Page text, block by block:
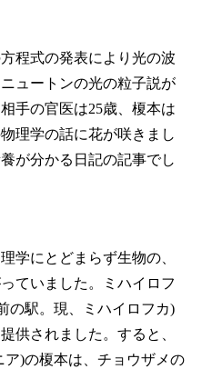
程式の発表により光の波
ュートンの光の粒子説が
手の官医は25歳、榎本は
理学の話に花が咲きまし
が分かる日記の記事でし
学にとどまらず生物の、
ていました。ミハイロフ
の駅。現、ミハイロフカ)
供されました。すると、
)の榎本は、チョウザメの